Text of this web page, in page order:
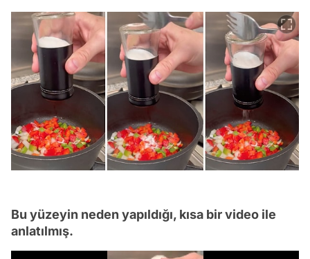
Bu yüzeyin neden yapıldığı, kısa bir video ile
anlatılmış.